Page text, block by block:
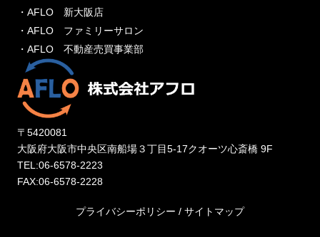
・AFLO 新大阪店
・AFLO ファミリーサロン
・AFLO 不動産売買事業部
〒5420081
大阪府大阪市中央区南船場３丁目5-17クオーツ心斎橋 9F
TEL:06-6578-2223
FAX:06-6578-2228
プライバシーポリシー / サイトマップ